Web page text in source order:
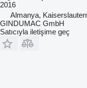
2016
Almanya,
GINDUMAC GmbH
Satıcıyla iletişime geç